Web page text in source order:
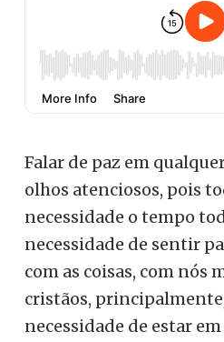
Falar de paz em
olhos atenciosos, pois
necessidade o tempo
necessidade de sentir
com as coisas, com nós
cristãos,
necessidade de estar